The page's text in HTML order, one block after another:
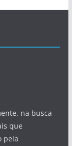
na busca
que
pela